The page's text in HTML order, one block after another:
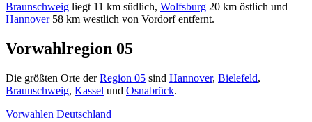
Braunschweig liegt 11 km südlich, Wolfsburg 20 km östlich und
Hannover58 km westlich von Vordorf entfernt.
Vorwahlregion 05
Die größten Orte derRegion 05 sind Hannover, Bielefeld,
Braunschweig, Kassel und Osnabrück.
Vorwahlen Deutschland